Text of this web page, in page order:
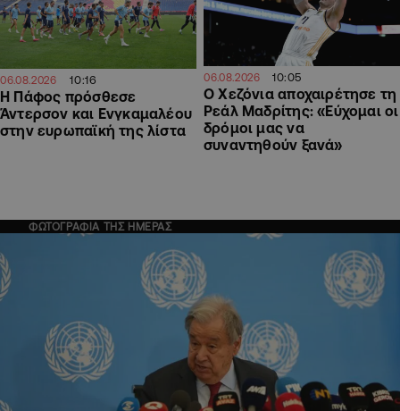
06.08.2026 10:16
Η Πάφος πρόσθεσε
Άντερσον και Ενγκαμαλέου
στην ευρωπαϊκή της λίστα
06.08.2026 10:05
Ο Χεζόνια αποχαιρέτησε τη
Ρεάλ Μαδρίτης: «Εύχομαι οι
δρόμοι μας να
συναντηθούν ξανά»
ΦΩΤΟΓΡΑΦΙΑ ΤΗΣ ΗΜΕΡΑΣ